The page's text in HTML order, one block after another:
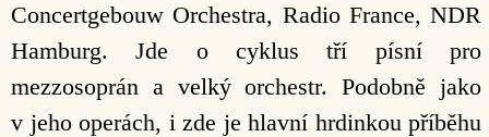
Concertgebouw Orchestra, Radio France, NDR
Hamburg. Jde o cyklus tří písní pro
mezzosoprán a velký orchestr. Podobně jako
v jeho operách, i zde je hlavní hrdinkou příběhu